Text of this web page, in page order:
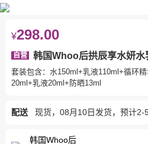
¥298.00
自营 韩国Whoo后拱辰享水妍水
套装包含：水150ml+乳液110ml+循环
20ml+乳液20ml+防晒13ml
配送 现货，08月10日发货，预计2-5
韩国Whoo后